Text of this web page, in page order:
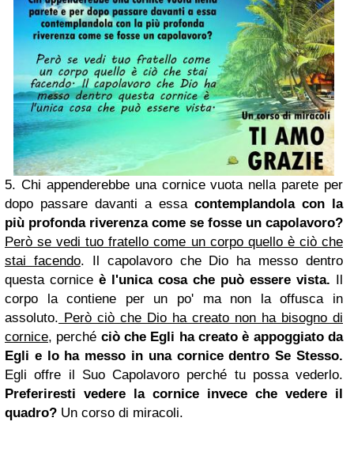
5. Chi appenderebbe una cornice vuota nella parete per
dopo passare davanti a essa contemplandola con la
più profonda riverenza come se fosse un capolavoro?
Però se vedi tuo fratello come un corpo quello è ciò che
stai facendo. Il capolavoro che Dio ha messo dentro
questa cornice è l'unica cosa che può essere vista. Il
corpo la contiene per un po' ma non la offusca in
assoluto. Però ciò che Dio ha creato non ha bisogno di
cornice, perché ciò che Egli ha creato è appoggiato da
Egli e lo ha messo in una cornice dentro Se Stesso.
Egli offre il Suo Capolavoro perché tu possa vederlo.
Preferiresti vedere la cornice invece che vedere il
quadro? Un corso di miracoli.